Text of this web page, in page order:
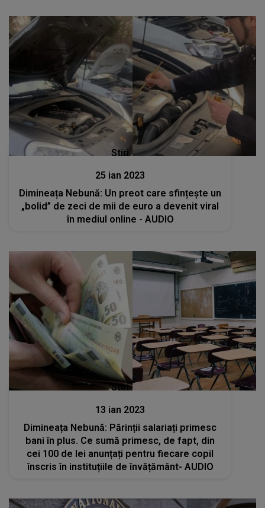
Stiri
25 ian 2023
Dimineața Nebună: Un preot care sfințește un
„bolid” de zeci de mii de euro a devenit viral
în mediul online - AUDIO
Stiri
13 ian 2023
Dimineața Nebună: Părinții salariați primesc
bani în plus. Ce sumă primesc, de fapt, din
cei 100 de lei anunțați pentru fiecare copil
înscris în instituțiile de învățământ- AUDIO